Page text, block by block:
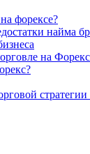
форексе?
найма
на